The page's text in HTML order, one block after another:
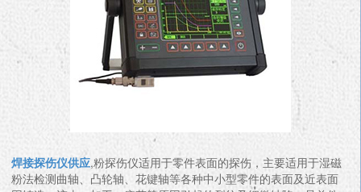
焊接探伤仪供应,粉探伤仪适用于零件表面的探伤，主要适用于湿磁
粉法检测曲轴、凸轮轴、花键轴等各种中小型零件的表面及近表面